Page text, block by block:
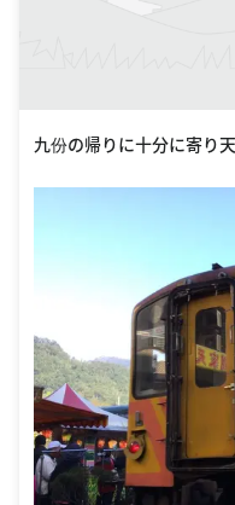
九份の帰りに十分に寄り